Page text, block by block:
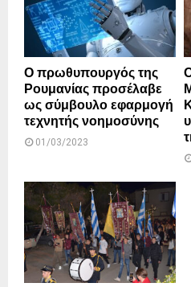
Ο πρωθυπουργός της
Ρουμανίας προσέλαβε
ως σύμβουλο εφαρμογή
τεχνητής νοημοσύνης
01/03/2023